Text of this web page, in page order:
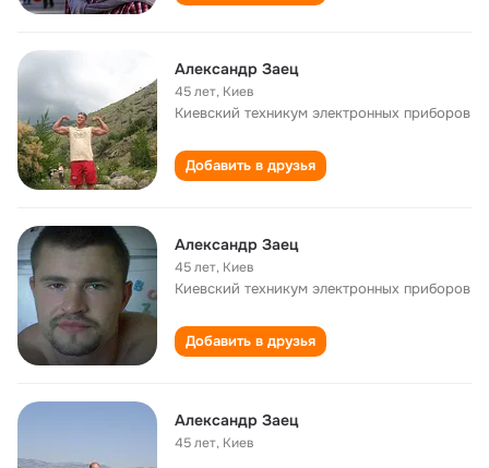
Александр Заец
45 лет, Киев
Киевский техникум электронных приборов
Добавить в друзья
Александр Заец
45 лет, Киев
Киевский техникум электронных приборов
Добавить в друзья
Александр Заец
45 лет, Киев